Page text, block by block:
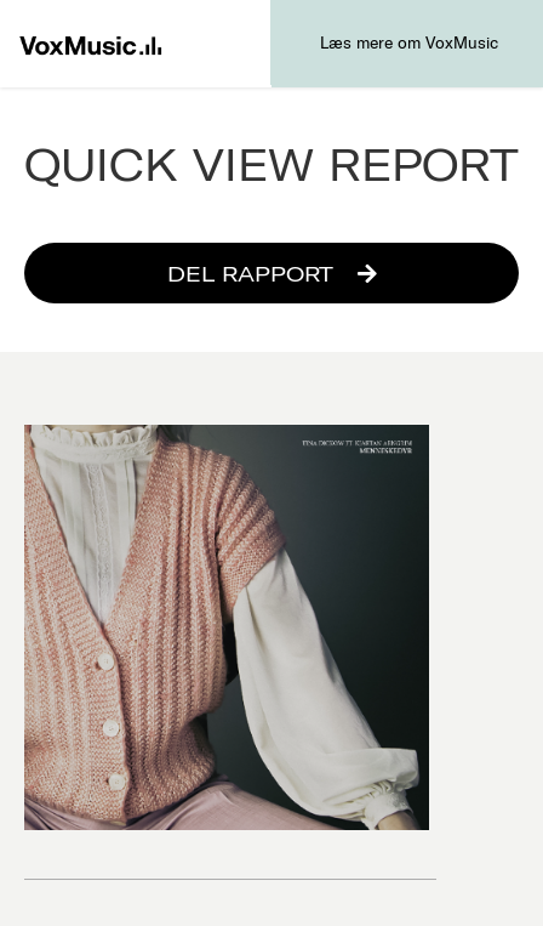
Læs mere om VoxMusic
QUICK VIEW REPORT
DEL RAPPORT